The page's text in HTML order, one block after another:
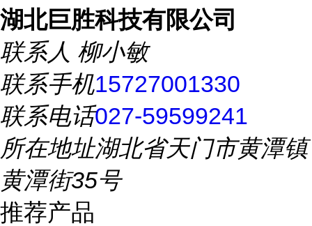
湖北巨胜科技有限公司
联系人 柳小敏
联系手机15727001330
联系电话027-59599241
所在地址湖北省天门市黄潭镇
黄潭街35号
推荐产品